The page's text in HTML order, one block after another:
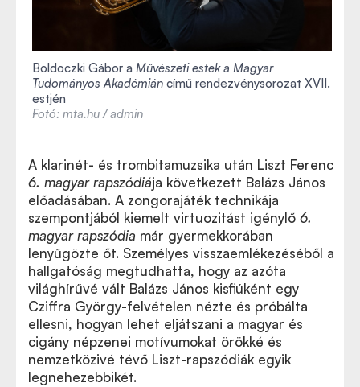
Boldoczki Gábor a Művészeti estek a Magyar
Tudományos Akadémián című rendezvénysorozat XVII.
estjén
Fotó: mta.hu / admin
A klarinét- és trombitamuzsika után Liszt Ferenc
6. magyar rapszódiája következett Balázs János
előadásában. A zongorajáték technikája
szempontjából kiemelt virtuozitást igénylő 6.
magyar rapszódia már gyermekkorában
lenyűgözte őt. Személyes visszaemlékezéséből a
hallgatóság megtudhatta, hogy az azóta
világhírűvé vált Balázs János kisfiúként egy
Cziffra György-felvételen nézte és próbálta
ellesni, hogyan lehet eljátszani a magyar és
cigány népzenei motívumokat örökké és
nemzetközivé tévő Liszt-rapszódiák egyik
legnehezebbikét.